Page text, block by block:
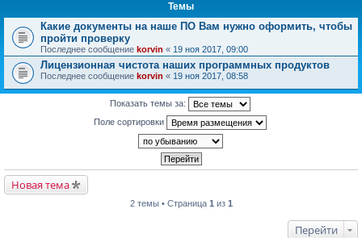
Темы
Какие документы на наше ПО Вам нужно оформить, чтобы
пройти проверку
Последнее сообщение korvin « 19 ноя 2017, 09:00
Лицензионная чистота наших программных продуктов
Последнее сообщение korvin « 19 ноя 2017, 08:58
Показать темы за:
Поле сортировки
Новая тема
2 темы • Страница 1 из 1
Перейти